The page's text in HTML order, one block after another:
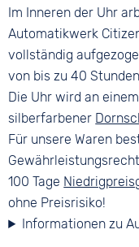
Im Inneren der Uhr
Automatikwerk
vollständig
von bis zu 40
Die Uhr wird an
silberfarbener
Für unsere Waren
100 Tage
ohne Preisrisiko!
Informationen zu